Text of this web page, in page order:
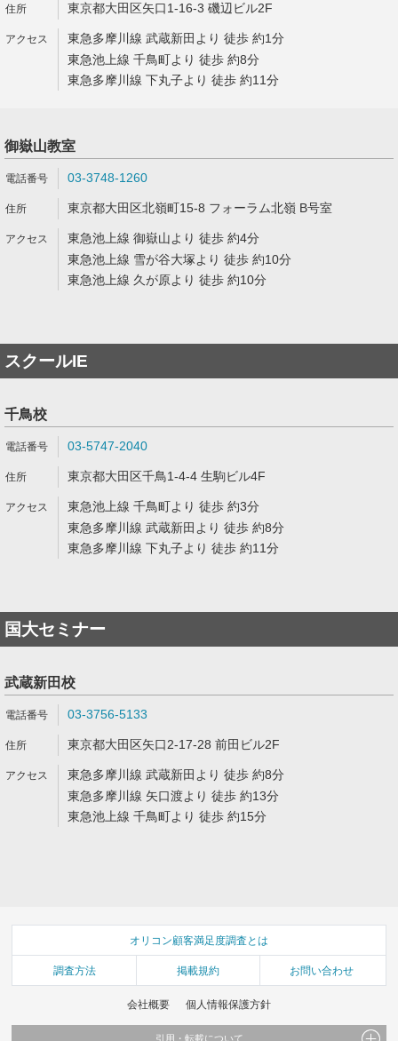
東京都大田区矢口1-16-3 磯辺ビル2F
東急多摩川線 武蔵新田より 徒歩 約1分
東急池上線 千鳥町より 徒歩 約8分
東急多摩川線 下丸子より 徒歩 約11分
御嶽山教室
03-3748-1260
東京都大田区北嶺町15-8 フォーラム北嶺 B号室
東急池上線 御嶽山より 徒歩 約4分
東急池上線 雪が谷大塚より 徒歩 約10分
東急池上線 久が原より 徒歩 約10分
スクールIE
千鳥校
03-5747-2040
東京都大田区千鳥1-4-4 生駒ビル4F
東急池上線 千鳥町より 徒歩 約3分
東急多摩川線 武蔵新田より 徒歩 約8分
東急多摩川線 下丸子より 徒歩 約11分
国大セミナー
武蔵新田校
03-3756-5133
東京都大田区矢口2-17-28 前田ビル2F
東急多摩川線 武蔵新田より 徒歩 約8分
東急多摩川線 矢口渡より 徒歩 約13分
東急池上線 千鳥町より 徒歩 約15分
オリコン顧客満足度調査とは
調査方法 掲載規約 お問い合わせ
会社概要 個人情報保護方針
引用・転載について